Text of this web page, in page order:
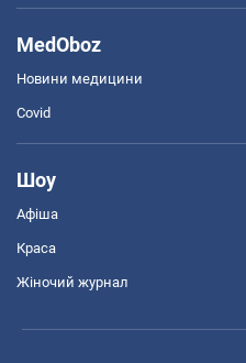
MedOboz
Новини медицини
Covid
Шоу
Афіша
Краса
Жіночий журнал